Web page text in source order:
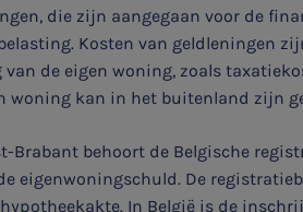
die zijn aangegaan voor de
Kosten van geldleningen
de eigen woning, zoals
woning kan in het buitenland zijn
Brabant behoort de Belgische
eigenwoningschuld. De
In België is de